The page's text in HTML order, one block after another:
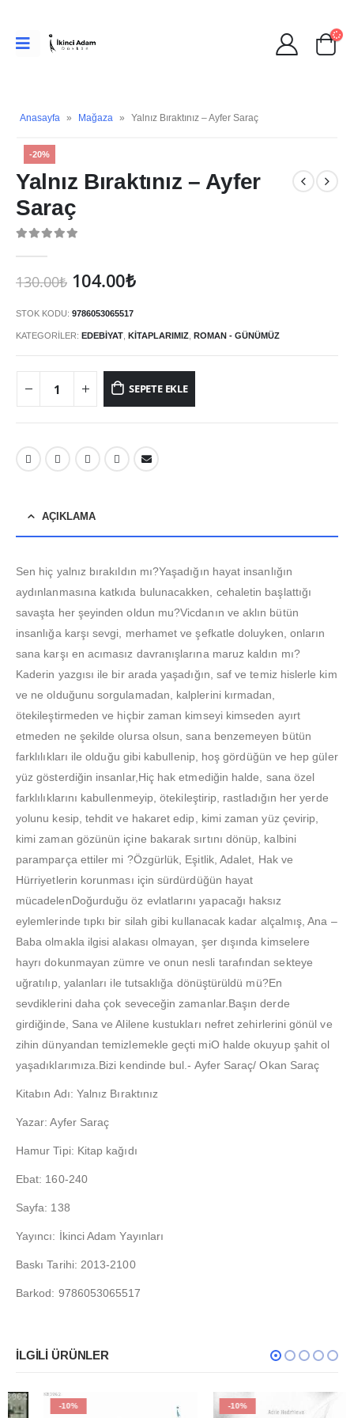
Anasayfa » Mağaza » Yalnız Bıraktınız – Ayfer Saraç
-20%
Yalnız Bıraktınız – Ayfer
Saraç
130.00₺ Orijinal
130.00₺.
104.00₺Şu
104.00₺.
STOK KODU: 9786053065517
KATEGORILER: EDEBIYAT KITAPLARIMIZ ROMAN - GÜNÜMÜZ
SEPETE EKLE
AÇIKLAMA
Sen hiç yalnız bırakıldın mı?Yaşadığın hayat insanlığın
aydınlanmasına katkıda bulunacakken, cehaletin başlattığı
savaşta her şeyinden oldun mu?Vicdanın ve aklın bütün
insanlığa karşı sevgi, merhamet ve şefkatle doluyken, onların
sana karşı en acımasız davranışlarına maruz kaldın mı?
Kaderin yazgısı ile bir arada yaşadığın, saf ve temiz hislerle kim
ve ne olduğunu sorgulamadan, kalplerini kırmadan,
ötekileştirmeden ve hiçbir zaman kimseyi kimseden ayırt
etmeden ne şekilde olursa olsun, sana benzemeyen bütün
farklılıkları ile olduğu gibi kabullenip, hoş gördüğün ve hep güler
yüz gösterdiğin insanlar,Hiç hak etmediğin halde, sana özel
farklılıklarını kabullenmeyip, ötekileştirip, rastladığın her yerde
yolunu kesip, tehdit ve hakaret edip, kimi zaman yüz çevirip,
kimi zaman gözünün içine bakarak sırtını dönüp, kalbini
paramparça ettiler mi ?Özgürlük, Eşitlik, Adalet, Hak ve
Hürriyetlerin korunması için sürdürdüğün hayat
mücadelenDoğurduğu öz evlatlarını yapacağı haksız
eylemlerinde tıpkı bir silah gibi kullanacak kadar alçalmış, Ana –
Baba olmakla ilgisi alakası olmayan, şer dışında kimselere
hayrı dokunmayan zümre ve onun nesli tarafından sekteye
uğratılıp, yalanları ile tutsaklığa dönüştürüldü mü?En
sevdiklerini daha çok seveceğin zamanlar.Başın derde
girdiğinde, Sana ve Alilene kustukları nefret zehirlerini gönül ve
zihin dünyandan temizlemekle geçti miO halde okuyup şahit ol
yaşadıklarımıza.Bizi kendinde bul.- Ayfer Saraç/ Okan Saraç
Kitabın Adı: Yalnız Bıraktınız
Yazar: Ayfer Saraç
Hamur Tipi: Kitap kağıdı
Ebat: 160-240
Sayfa: 138
Yayıncı: İkinci Adam Yayınları
Baskı Tarihi: 2013-2100
Barkod: 9786053065517
İLGILI ÜRÜNLER